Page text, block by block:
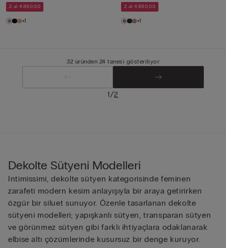
2 al 4.890,00
+1
2 al 4.890,00
+1
32 üründen 24 tanesi gösteriliyor
1/2
Dekolte Sütyeni Modelleri
Intimissimi, dekolte sütyen kategorisinde feminen
zarafeti modern kesim anlayışıyla bir araya getirirken
özgür bir siluet sunuyor. Özenle tasarlanan dekolte
sütyeni modelleri; yapışkanlı sütyen, transparan sütyen
ve görünmez sütyen gibi farklı ihtiyaçlara odaklanarak
elbise altı çözümlerinde kusursuz bir denge kuruyor.